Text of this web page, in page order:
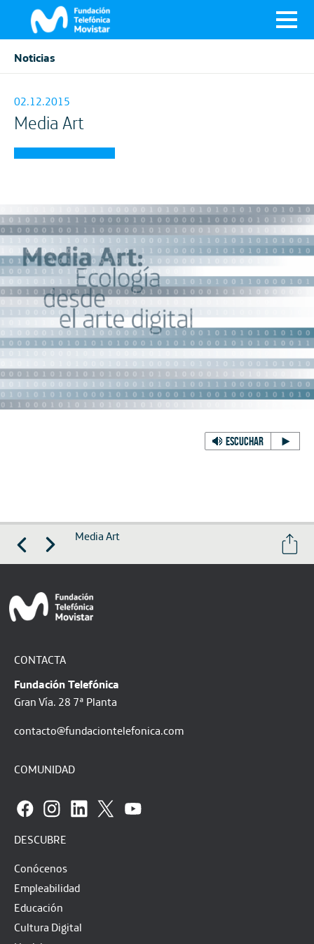
Noticias
02.12.2015
Media Art
ESCUCHAR
Media Art
CONTACTA
Fundación Telefónica
Gran Vía. 28 7ª Planta
contacto@fundaciontelefonica.com
COMUNIDAD
DESCUBRE
Conócenos
Empleabilidad
Educación
Cultura Digital